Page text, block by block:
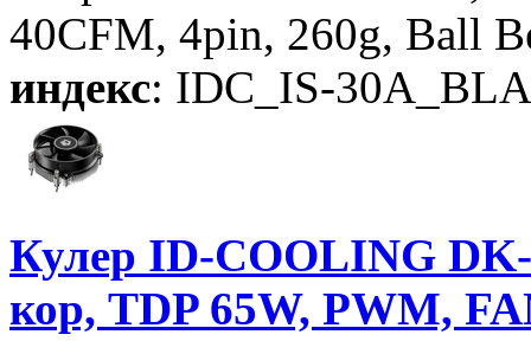
40CFM, 4pin, 260g, Ball
индекс: IDC_IS-
Кулер ID-COOLING
кор, TDP 65W, PWM,